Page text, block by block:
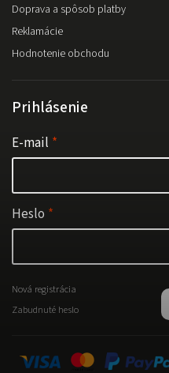
Doprava a spôsob platby
Reklamácie
Hodnotenie obchodu
Prihlásenie
E-mail
Heslo
Nová registrácia
Zabudnuté heslo